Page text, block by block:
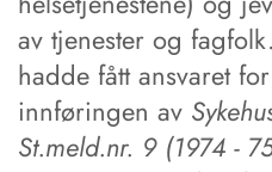
av tjenester og
hadde fått ansvaret
innføringen av
St.meld.nr. 9 (1974 -